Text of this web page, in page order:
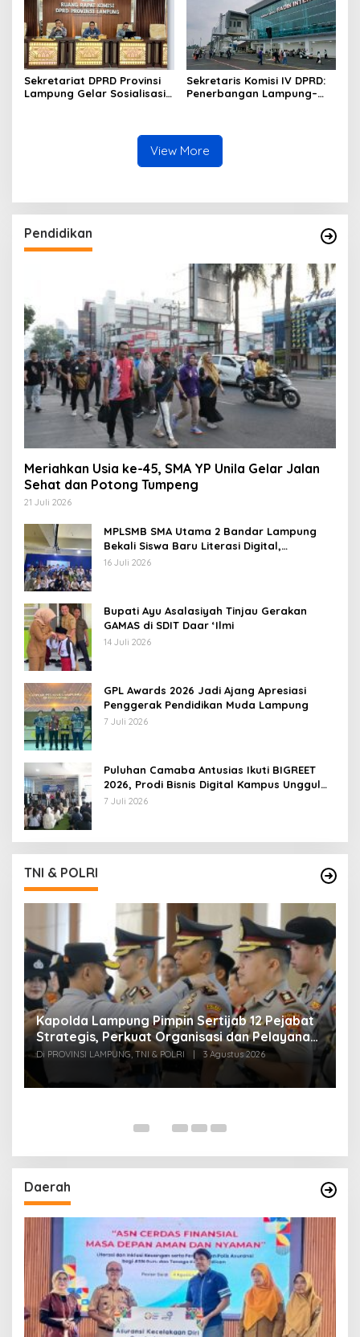
Sekretariat DPRD Provinsi
Lampung Gelar Sosialisasi
Sekretaris Komisi IV DPRD:
Penerbangan Lampung–
View More
Pendidikan
Meriahkan Usia ke-45, SMA YP Unila Gelar Jalan
Sehat dan Potong Tumpeng
21 Juli 2026
MPLSMB SMA Utama 2 Bandar Lampung
Bekali Siswa Baru Literasi Digital,
Jurnalistik, dan Etika Bermedia Sosial
16 Juli 2026
Bupati Ayu Asalasiyah Tinjau Gerakan
GAMAS di SDIT Daar ‘Ilmi
14 Juli 2026
GPL Awards 2026 Jadi Ajang Apresiasi
Penggerak Pendidikan Muda Lampung
7 Juli 2026
Puluhan Camaba Antusias Ikuti BIGREET
2026, Prodi Bisnis Digital Kampus Unggul
IIB Darmajaya Hadirkan Deretan
7 Juli 2026
TNI & POLRI
Kapolda Lampung Pimpin Sertijab 12 Pejabat
Strategis, Perkuat Organisasi dan Pelayanan
Polri Presisi
Di PROVINSI LAMPUNG, TNI & POLRI 3 Agustus 2026
Daerah